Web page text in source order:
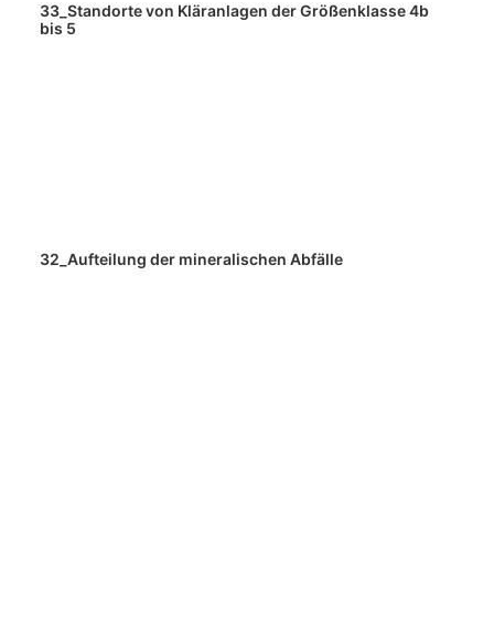
33_Standorte von Kläranlagen der Größenklasse 4b
bis 5
32_Aufteilung der mineralischen Abfälle